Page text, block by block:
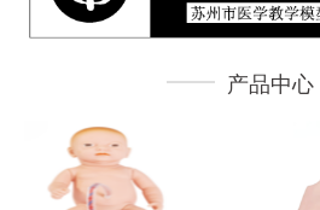
产品中心